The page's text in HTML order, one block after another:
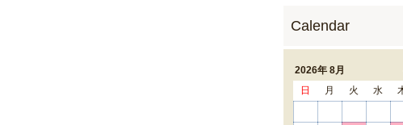
2026年 8月
日
月 火 水